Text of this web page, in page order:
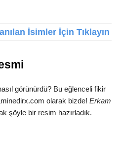
İsimler İçin Tıklayın
görünürdü? Bu eğlenceli fikir
olarak bizde!Erkam
şöyle bir resim hazırladık.